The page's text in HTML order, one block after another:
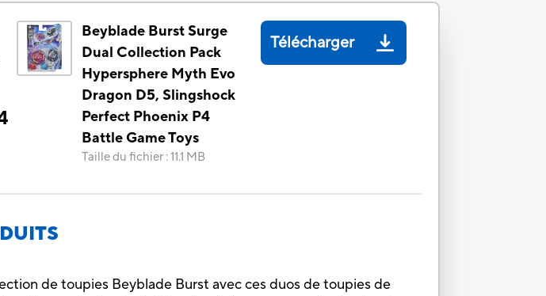
Beyblade Burst Surge
Dual Collection Pack
Hypersphere Myth Evo
Dragon D5, Slingshock
Perfect Phoenix P4
Battle Game Toys
Taille du fichier :11.1 MB
Télécharger
de toupies Beyblade Burst avec ces duos de toupies de